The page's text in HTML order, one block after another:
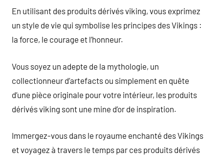
En utilisant des produits dérivés viking, vous exprimez
un style de vie qui symbolise les principes des Vikings :
la force, le courage et l’honneur.
Vous soyez un adepte de la mythologie, un
collectionneur d’artefacts ou simplement en quête
d’une pièce originale pour votre intérieur, les produits
dérivés viking sont une mine d’or de inspiration.
Immergez-vous dans le royaume enchanté des Vikings
et voyagez à travers le temps par ces produits dérivés